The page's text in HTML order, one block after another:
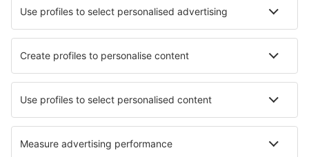
Ryanair
WizzAir
Lufthansa
Eurowings
Turkish Airlines
Über eSky
Impressum